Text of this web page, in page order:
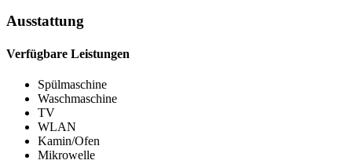
Ausstattung
Verfügbare Leistungen
Spülmaschine
Waschmaschine
TV
WLAN
Kamin/Ofen
Mikrowelle